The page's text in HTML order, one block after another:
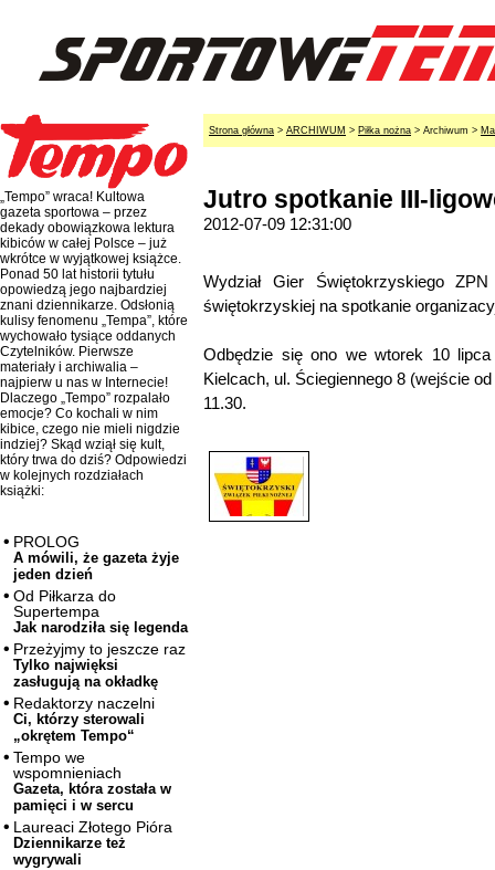
„Tempo” wraca! Kultowa
gazeta sportowa – przez
dekady obowiązkowa lektura
kibiców w całej Polsce – już
wkrótce w wyjątkowej książce.
Ponad 50 lat historii tytułu
opowiedzą jego najbardziej
znani dziennikarze. Odsłonią
kulisy fenomenu „Tempa”, które
wychowało tysiące oddanych
Czytelników. Pierwsze
materiały i archiwalia –
najpierw u nas w Internecie!
Dlaczego „Tempo” rozpalało
emocje? Co kochali w nim
kibice, czego nie mieli nigdzie
indziej? Skąd wziął się kult,
który trwa do dziś? Odpowiedzi
w kolejnych rozdziałach
książki:
PROLOG
A mówili, że gazeta żyje
jeden dzień
Od Piłkarza do
Supertempa
Jak narodziła się legenda
Przeżyjmy to jeszcze raz
Tylko najwięksi
zasługują na okładkę
Redaktorzy naczelni
Ci, którzy sterowali
„okrętem Tempo“
Tempo we
wspomnieniach
Gazeta, która została w
pamięci i w sercu
Laureaci Złotego Pióra
Dziennikarze też
wygrywali
Strona główna > ARCHIWUM > Piłka nożna > Archiwum >
Jutro spotkanie III-
2012-07-09 12:31:00
Wydział Gier Świętokrzyskiego
świętokrzyskiej na spotkanie
Odbędzie się ono we wtorek 10
Kielcach, ul. Ściegiennego 8 (wejście
11.30.